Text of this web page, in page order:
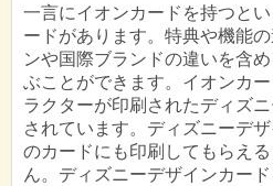
一言にイオンカードを持つと
ードがあります。特典や機能
ンや国際ブランドの違いを含
ぶことができます。イオンカ
ラクターが印刷されたディズ
されています。ディズニーデ
のカードにも印刷してもらえ
ん。ディズニーデザインカー